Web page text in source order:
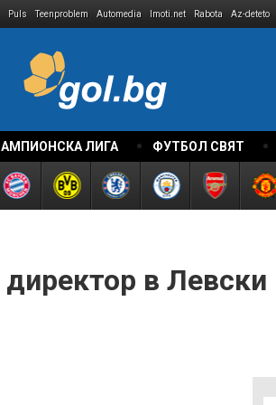
Puls Teenproblem Automedia Imoti.net Rabota Az-deteto
ЛИГА ФУТБОЛ СВЯТ
в Левски